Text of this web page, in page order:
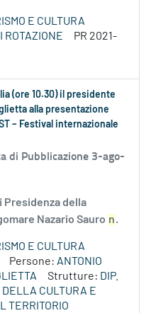
E CULTURA
ROTAZIONE
PR 2021-
(ore 10.30) il presidente
alla presentazione
– Festival internazionale
di Pubblicazione 3-ago-
Presidenza della
Nazario Sauro n.
E CULTURA
Persone: ANTONIO
Strutture: DIP.
DELLA CULTURA E
TERRITORIO